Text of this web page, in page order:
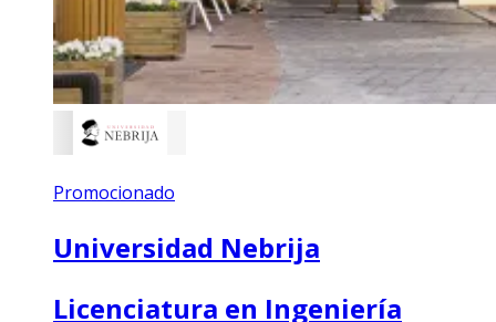
Promocionado
Universidad Nebrija
Licenciatura en Ingeniería